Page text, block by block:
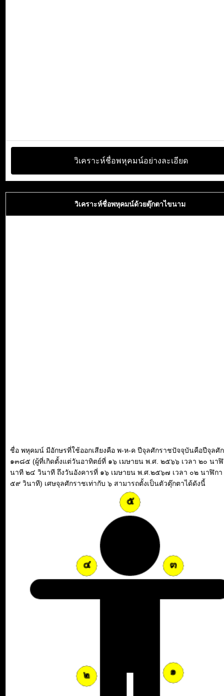
วิเคราะห์ชื่อพหุคมน์อย่างละเอียด
วิเคราะห์ชื่อพหุคมน์ด้วยตุ๊กตาไขนาม
ชื่อ พหุคมน์ มีอักษรที่ใช้ออกเสียงคือ พ-ห-ค ปีจุลศักราชปัจจุบันคือปีจุลศั
๑๓๘๕ (ผู้ที่เกิดตั้งแต่วันอาทิตย์ที่ ๑๖ เมษายน พ.ศ. ๒๕๖๖ เวลา ๒๐ นา
นาที ๒๔ วินาที ถึงวันอังคารที่ ๑๖ เมษายน พ.ศ.๒๕๖๗ เวลา ๐๒ นาฬิก
๕๙ วินาที) เศษจุลศักราชเท่ากับ ๖ สามารถตั้งเป็นตัวตุ๊กตาได้ดังนี้